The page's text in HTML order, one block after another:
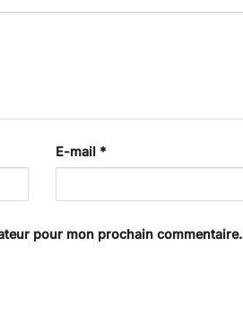
E-mail *
pour mon prochain commentaire.